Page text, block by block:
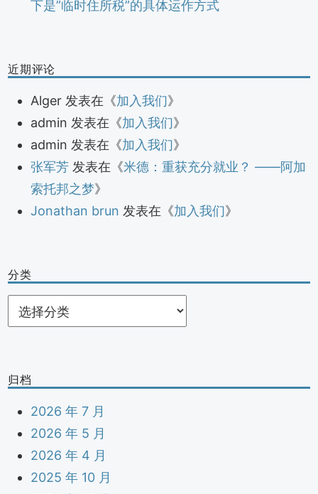
下是”临时住所税”的具体运作方式
近期评论
Alger 发表在《加入我们》
admin 发表在《加入我们》
admin 发表在《加入我们》
张军芳 发表在《米德：重获充分就业？ ——阿加
索托邦之梦》
Jonathan brun 发表在《加入我们》
分类
分
类
归档
2026 年 7 月
2026 年 5 月
2026 年 4 月
2025 年 10 月